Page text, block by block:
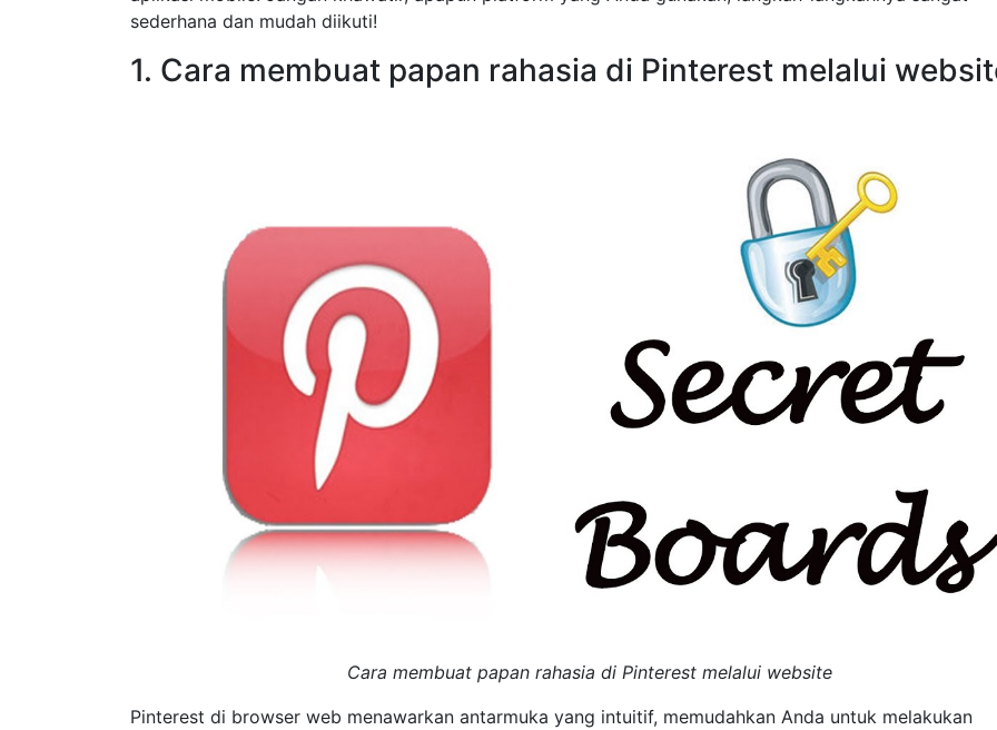
sederhana dan mudah diikuti!
1. Cara membuat papan rahasia di Pinterest melalui
Cara membuat papan rahasia di Pinterest melalui website
Pinterest di browser web menawarkan antarmuka yang intuitif, memudahkan Anda untuk melakukan